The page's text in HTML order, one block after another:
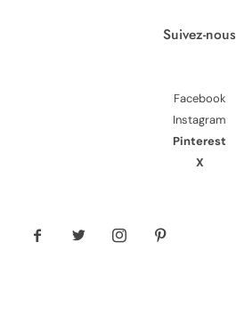
Suivez-nous
Facebook
Instagram
Pinterest
X